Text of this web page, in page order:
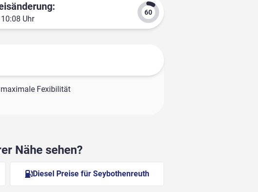
Uhr
Fexibilität
Nähe sehen?
Diesel Preise für Seybothenreuth